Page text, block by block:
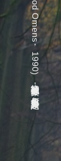
本篇為紀念愛書《好預兆》(Good Omens，1990)
終於翻拍成迷你影集，包含原著與影集設定